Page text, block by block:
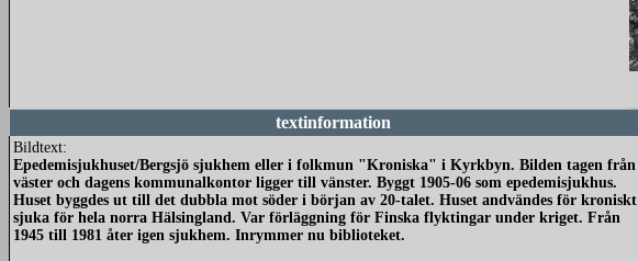
textinformation
Bildtext:
Epedemisjukhuset/Bergsjö sjukhem eller i folkmun "Kroniska" i Kyrkbyn. Bilden tagen från
väster och dagens kommunalkontor ligger till vänster. Byggt 1905-06 som epedemisjukhus.
Huset byggdes ut till det dubbla mot söder i början av 20-talet. Huset andvändes för kroniskt
sjuka för hela norra Hälsingland. Var förläggning för Finska flyktingar under kriget. Från
1945 till 1981 åter igen sjukhem. Inrymmer nu biblioteket.